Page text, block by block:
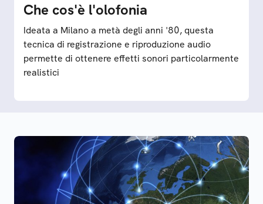
Che cos'è l'olofonia
Ideata a Milano a metà degli anni '80, questa
tecnica di registrazione e riproduzione audio
permette di ottenere effetti sonori particolarmente
realistici